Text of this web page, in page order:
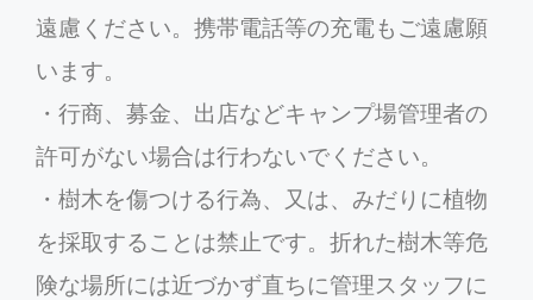
遠慮ください。携帯電話等の充電もご遠慮願
います。
・行商、募金、出店などキャンプ場管理者の
許可がない場合は行わないでください。
・樹木を傷つける行為、又は、みだりに植物
を採取することは禁止です。折れた樹木等危
険な場所には近づかず直ちに管理スタッフに